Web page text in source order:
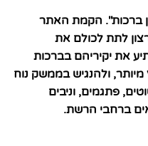
ברכות". הקמת האתר
לתת לכולם את
את יקיריהם בברכות
ולהנגיש בממשק נוח
פתגמים, וניבים
ברחבי הרשת.